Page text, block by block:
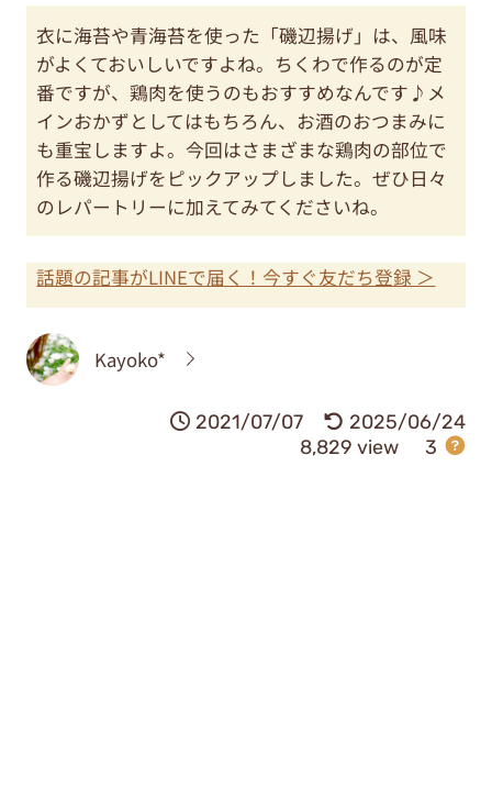
衣に海苔や青海苔を使った「磯辺揚げ」は、風味
がよくておいしいですよね。ちくわで作るのが定
番ですが、鶏肉を使うのもおすすめなんです♪メ
インおかずとしてはもちろん、お酒のおつまみに
も重宝しますよ。今回はさまざまな鶏肉の部位で
作る磯辺揚げをピックアップしました。ぜひ日々
のレパートリーに加えてみてくださいね。
話題の記事がLINEで届く！今すぐ友だち登録 ＞
Kayoko*
2021/07/07
2025/06/24
8,829 view
3